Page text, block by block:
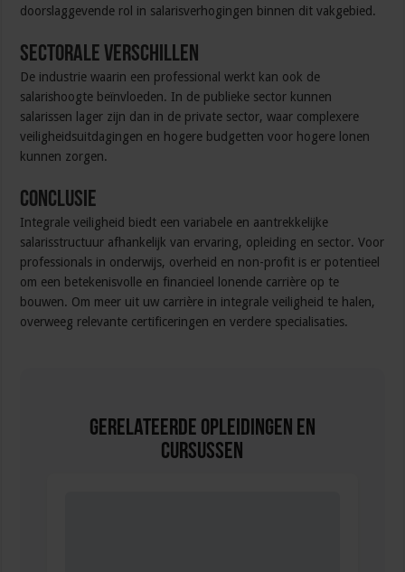
doorslaggevende rol in salarisverhogingen binnen dit vakgebied.
Sectorale verschillen
De industrie waarin een professional werkt kan ook de
salarishoogte beïnvloeden. In de publieke sector kunnen
salarissen lager zijn dan in de private sector, waar complexere
veiligheidsuitdagingen en hogere budgetten voor hogere lonen
kunnen zorgen.
Conclusie
Integrale veiligheid biedt een variabele en aantrekkelijke
salarisstructuur afhankelijk van ervaring, opleiding en sector. Voor
professionals in onderwijs, overheid en non-profit is er potentieel
om een betekenisvolle en financieel lonende carrière op te
bouwen. Om meer uit uw carrière in integrale veiligheid te halen,
overweeg relevante certificeringen en verdere specialisaties.
Gerelateerde Opleidingen en
Cursussen